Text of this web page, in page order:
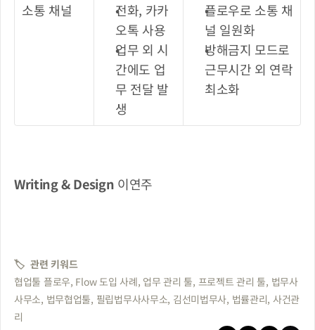
소통 채널
전화, 카카
오톡 사용
업무 외 시
간에도 업
무 전달 발
생
플로우로 소통 채
널 일원화
방해금지 모드로
근무시간 외 연락
최소화
Writing & Design 이연주
🏷️  관련 키워드
협업툴 플로우, Flow 도입 사례, 업무 관리 툴, 프로젝트 관리 툴, 법무사
사무소, 법무협업툴, 필립법무사사무소, 김선미법무사, 법률관리, 사건관
리